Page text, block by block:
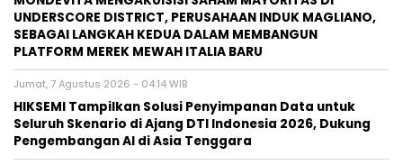
UNDERSCORE DISTRICT, PERUSAHAAN INDUK MAGLIANO,
SEBAGAI LANGKAH KEDUA DALAM MEMBANGUN
PLATFORM MEREK MEWAH ITALIA BARU
Jumat, 7 Agustus 2026 - 04:14 WIB
HIKSEMI Tampilkan Solusi Penyimpanan Data untuk
Seluruh Skenario di Ajang DTI Indonesia 2026, Dukung
Pengembangan AI di Asia Tenggara